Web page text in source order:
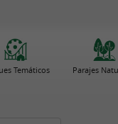
Temáticos Parajes